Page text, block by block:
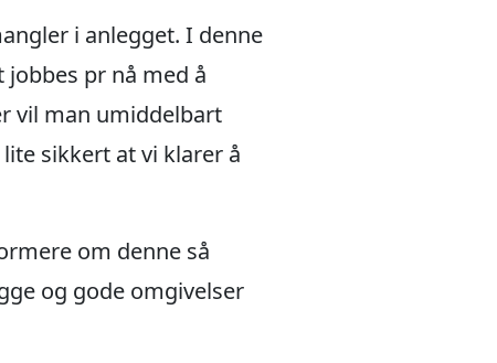
i anlegget. I denne
pr nå med å
vil man umiddelbart
sikkert at vi klarer å
om denne så
og gode omgivelser